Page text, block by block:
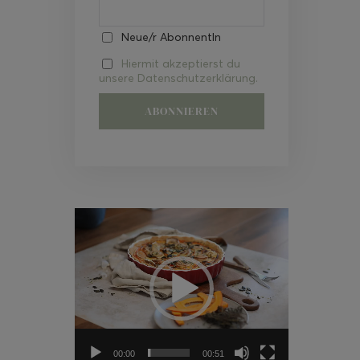
Neue/r AbonnentIn
Hiermit akzeptierst du
unsere Datenschutzerklärung.
Video-
Player
00:00 00:51